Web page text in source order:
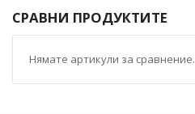
СРАВНИ ПРОДУКТИТЕ
Нямате артикули за сравнение.